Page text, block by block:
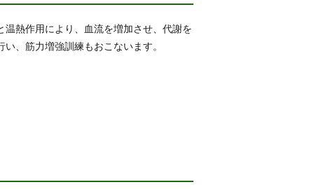
熱作用により、血流を増加させ、代謝を
、筋力増強訓練もおこないます。